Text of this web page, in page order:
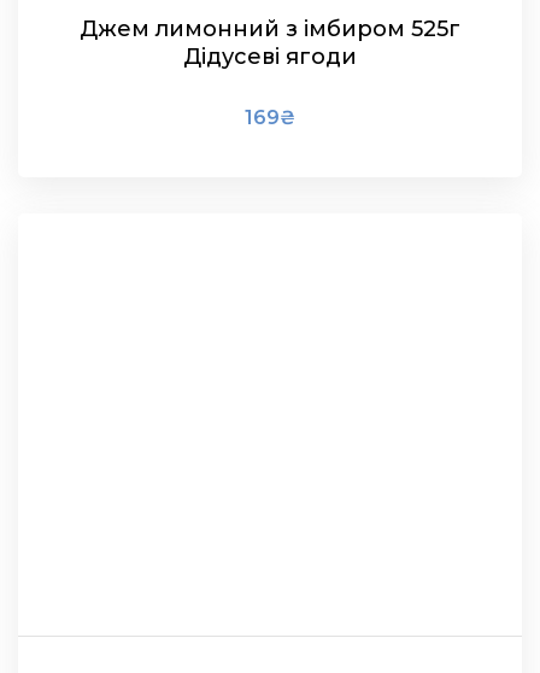
Джем лимонний з імбиром 525г
Дідусеві ягоди
169₴